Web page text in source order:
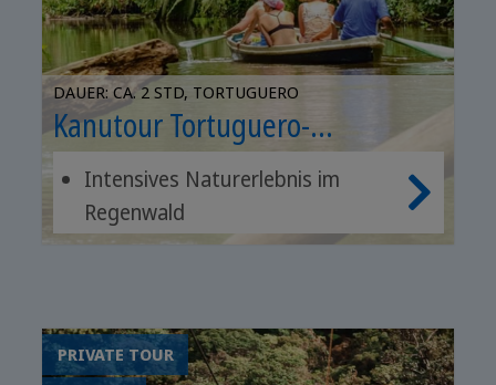
DAUER: CA. 2 STD, TORTUGUERO
Kanutour Tortuguero-
Nationalpark
Intensives Naturerlebnis im
Regenwald
Lautlos durch den Dschungel
Tierwelt
PRIVATE TOUR